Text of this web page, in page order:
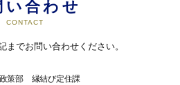
事業
い合わせ
CONTACT
でお問い合わせください。
策部 縁結び定住課